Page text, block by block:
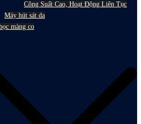
Công Suất Cao, Hoạt Động Liên Tục
Máy hút sát da
màng co